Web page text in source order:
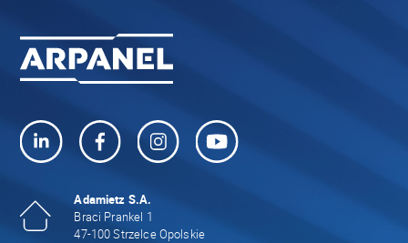
Adamietz S.A.
Braci Prankel 1
47-100 Strzelce Opolskie